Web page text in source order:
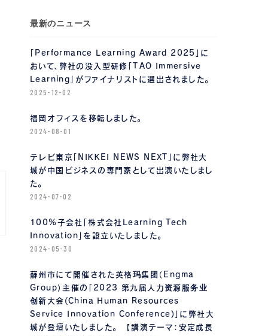
最新のニュース
「Performance Learning Award 2025」に
おいて、弊社の没入型研修「TAO Immersive
Learning」がファイナリストに選出されました。
2025-12-02
福岡オフィスを移転しました。
2024-08-01
テレビ東京「NIKKEI NEWS NEXT」に弊社大
城が中国ビジネスの専門家として出演いたしまし
た。
2024-07-02
100%子会社「株式会社Learning Tech
Innovation」を設立いたしました。
2024-05-30
蘇州市にて開催された英格玛集团（Engma
Group）主催の「2023 第九届人力资源服务业
创新大会(China Human Resources
Service Innovation Conference)」に弊社大
城が登壇いたしました。 【講演テーマ：安定成長